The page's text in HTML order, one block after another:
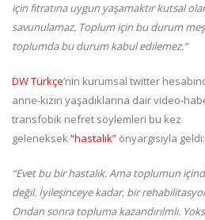
için fıtratına uygun yaşamaktır kutsal
savunulamaz. Toplum için bu durum
toplumda bu durum kabul edilemez.”
DW Türkçe’nin kurumsal twitter
anne-kızın yaşadıklarına dair video-
transfobik nefret söylemleri bu kez
geleneksek“hastalık” önyargısıyla geldi:
“Evet bu bir hastalık. Ama toplumun
değil. İyileşinceye kadar, bir
Ondan sonra topluma kazandırılmlı.